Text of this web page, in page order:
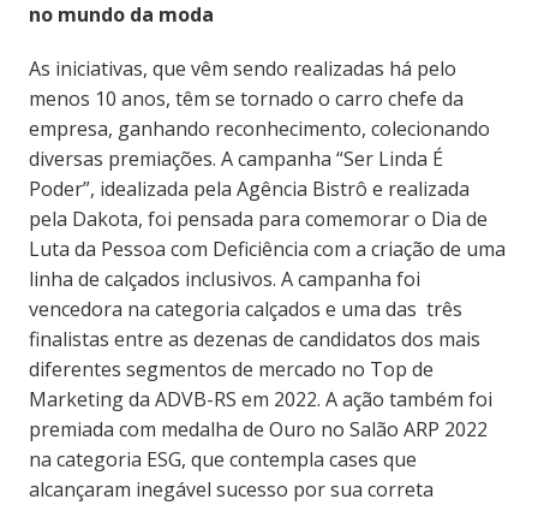
no mundo da moda
As iniciativas, que vêm sendo realizadas há pelo
menos 10 anos, têm se tornado o carro chefe da
empresa, ganhando reconhecimento, colecionando
diversas premiações. A campanha “Ser Linda É
Poder”, idealizada pela Agência Bistrô e realizada
pela Dakota, foi pensada para comemorar o Dia de
Luta da Pessoa com Deficiência com a criação de uma
linha de calçados inclusivos. A campanha foi
vencedora na categoria calçados e uma das três
finalistas entre as dezenas de candidatos dos mais
diferentes segmentos de mercado no Top de
Marketing da ADVB-RS em 2022. A ação também foi
premiada com medalha de Ouro no Salão ARP 2022
na categoria ESG, que contempla cases que
alcançaram inegável sucesso por sua correta